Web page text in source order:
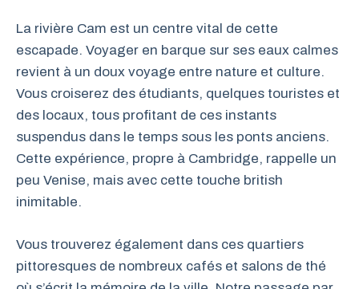
La rivière Cam est un centre vital de cette
escapade. Voyager en barque sur ses eaux calmes
revient à un doux voyage entre nature et culture.
Vous croiserez des étudiants, quelques touristes et
des locaux, tous profitant de ces instants
suspendus dans le temps sous les ponts anciens.
Cette expérience, propre à Cambridge, rappelle un
peu Venise, mais avec cette touche british
inimitable.
Vous trouverez également dans ces quartiers
pittoresques de nombreux cafés et salons de thé